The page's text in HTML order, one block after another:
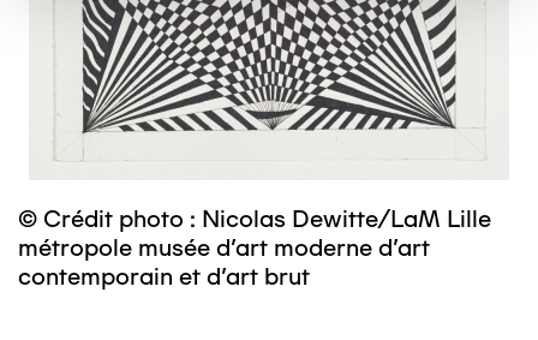
© Crédit photo : Nicolas Dewitte/LaM Lille
métropole musée d’art moderne d’art
contemporain et d’art brut